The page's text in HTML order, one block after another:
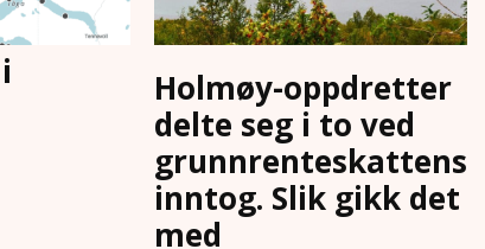
Holmøy-oppdretter
delte seg i to ved
grunnrenteskattens
inntog. Slik gikk det
med